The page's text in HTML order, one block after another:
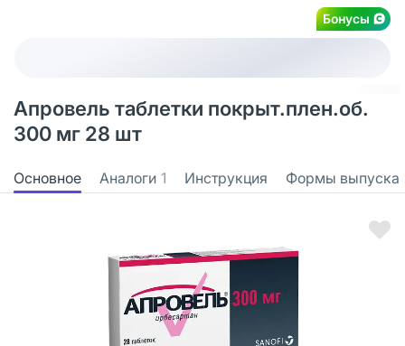
Бонусы
Апровель таблетки покрыт.плен.об.
300 мг 28 шт
Основное Аналоги 1 Инструкция Формы выпуска